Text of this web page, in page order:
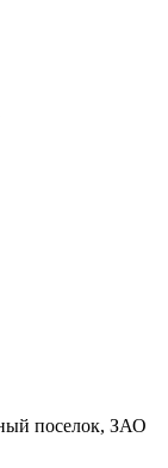
поселок, ЗАО